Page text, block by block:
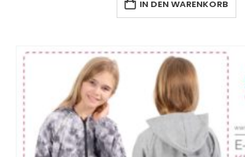
IN DEN WARENKORB